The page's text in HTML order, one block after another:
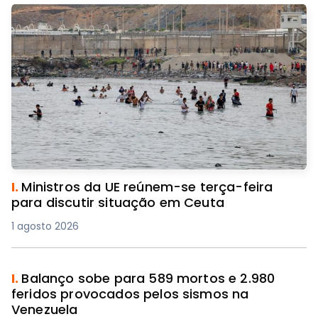
I. Ministros da UE reúnem-se terça-feira
para discutir situação em Ceuta
1 agosto 2026
I. Balanço sobe para 589 mortos e 2.980
feridos provocados pelos sismos na
Venezuela